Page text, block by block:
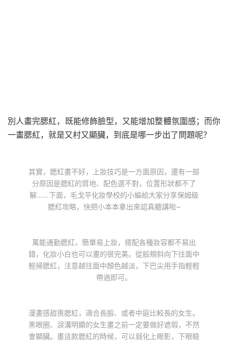
別人畫完腮紅，既能修飾臉型，又能增加整體氛圍感；而你
一畫腮紅，就是又村又顯臟，到底是哪一步出了問題呢？
其實，腮紅畫不好，上妝技巧是一方面原因，還有一部
分原因是腮紅的質地、配色選不對，位置形狀都不了
解……下面，毛戈平化妝學校的小編給大家分享保姆級
腮紅攻略，快把小本本拿出來認真聽講啦~
萬能通勤腮紅，簡單易上妝，搭配各種妝容都不易出
錯，化妝小白也可以畫的很完美。從臉頰斜向下往面中
輕掃腮紅，注意越往面中顏色越淡，下巴尖用手指輕輕
帶過即可。
漫畫感甜喪腮紅，適合長臉、或者中庭比較長的女生。
黑眼圈、淚溝明顯的女生畫之前一定要做好遮瑕，不然
會顯臟。畫這款腮紅的時候，可以弱化上眼影，下眼瞼